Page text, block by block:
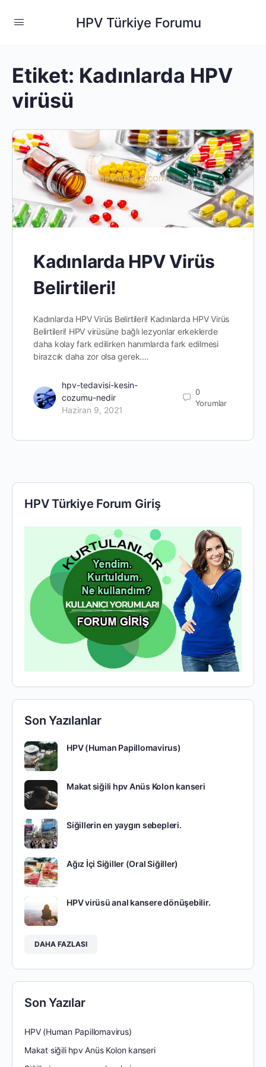
HPV Türkiye Forumu
Etiket: Kadınlarda HPV
virüsü
Kadınlarda HPV Virüs
Belirtileri!
Kadınlarda HPV Virüs Belirtileri! Kadınlarda HPV Virüs
Belirtileri! HPV virüsüne bağlı lezyonlar erkeklerde
daha kolay fark edilirken hanımlarda fark edilmesi
birazcık daha zor olsa gerek.…
hpv-tedavisi-kesin-
cozumu-nedir
Haziran 9, 2021
0
Yorumlar
HPV Türkiye Forum Giriş
Son Yazılanlar
HPV (Human Papillomavirus)
Makat siğili hpv Anüs Kolon kanseri
Siğillerin en yaygın sebepleri.
Ağız İçi Siğiller (Oral Siğiller)
HPV virüsü anal kansere dönüşebilir.
DAHA FAZLASI
Son Yazılar
HPV (Human Papillomavirus)
Makat siğili hpv Anüs Kolon kanseri